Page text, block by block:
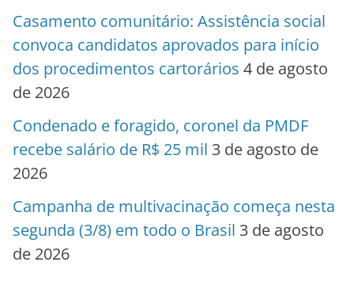
Casamento comunitário: Assistência social
convoca candidatos aprovados para início
dos procedimentos cartorários 4 de agosto
de 2026
Condenado e foragido, coronel da PMDF
recebe salário de R$ 25 mil 3 de agosto de
2026
Campanha de multivacinação começa nesta
segunda (3/8) em todo o Brasil 3 de agosto
de 2026